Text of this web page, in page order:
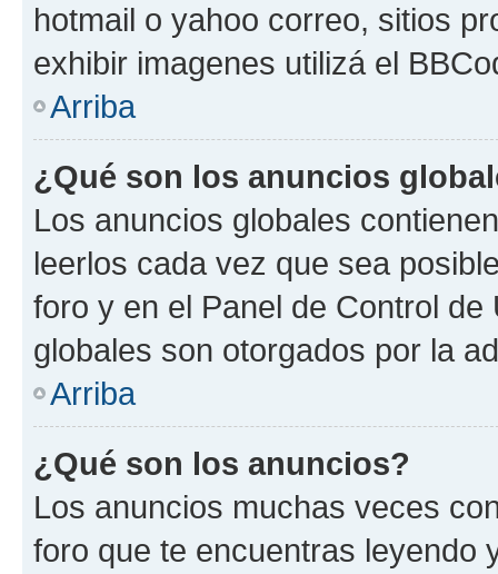
hotmail o yahoo correo, sitios
exhibir imagenes utilizá el
Arriba
¿Qué son los anuncios
Los anuncios globales
leerlos cada vez que sea
foro y en el Panel de Control
globales son otorgados por la
Arriba
¿Qué son los anuncios?
Los anuncios muchas veces
foro que te encuentras leyendo